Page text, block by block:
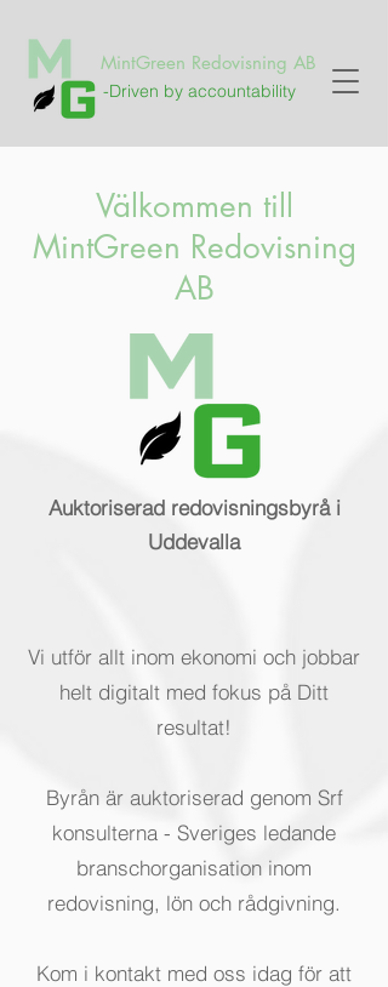
MintGreen Redovisning AB
-Driven by accountability
Välkommen till
MintGreen Redovisning
AB
Auktoriserad redovisningsbyrå i
Uddevalla
Vi utför allt inom ekonomi och jobbar
helt digitalt med fokus på Ditt
resultat!
Byrån är auktoriserad genom Srf
konsulterna - Sveriges ledande
branschorganisation inom
redovisning, lön och rådgivning.
Kom i kontakt med oss idag för att